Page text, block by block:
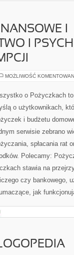
I
I
MOŻLIWOŚĆ
o Pożyczkach
o użytkownikach,
i budżetu
serwisie zebrano
spłacania rat
Polecamy:
stawia na
czy bankowego,
jak